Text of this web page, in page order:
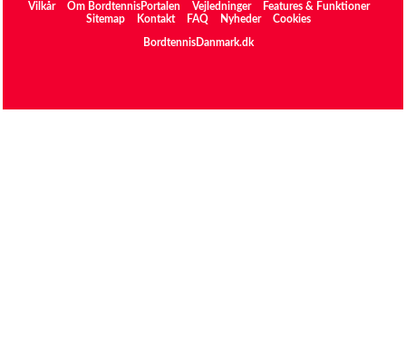
Vilkår Om BordtennisPortalen Vejledninger
Features & Funktioner
Sitemap
Kontakt FAQ Nyheder Cookies
BordtennisDanmark.dk